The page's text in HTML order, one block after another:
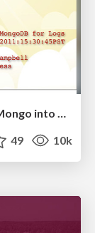
Visualizing Your Data: Incorporating Mongo into Loggly Infrastructure
49 10k